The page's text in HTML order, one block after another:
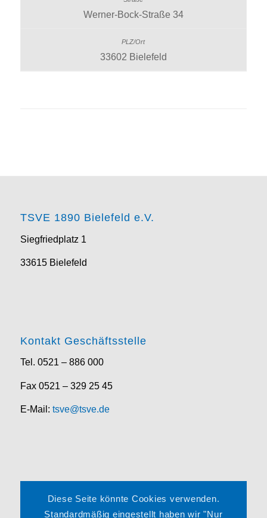
Werner-Bock-Straße 34
33602 Bielefeld
TSVE 1890 Bielefeld e.V.
Siegfriedplatz 1
33615 Bielefeld
Kontakt Geschäftsstelle
Tel. 0521 – 886 000
Fax 0521 – 329 25 45
E-Mail: tsve@tsve.de
Impressum
Diese Seite könnte Cookies verwenden.
Standardmäßig eingestellt haben wir "Nur